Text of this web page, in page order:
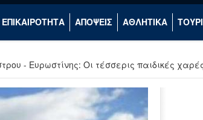
ΕΠΙΚΑΙΡΟΤΗΤΑ ΑΠΟΨΕΙΣ ΑΘΛΗΤΙΚΑ
- Ευρωστίνης: Οι τέσσερις παιδικές